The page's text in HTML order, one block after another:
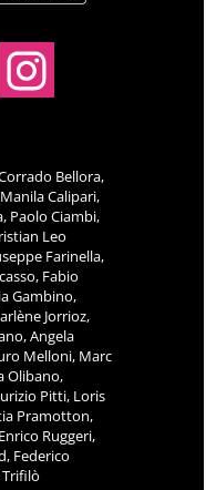
Bellora,
Calipari,
Paolo Ciambi,
Leo
Farinella,
Fabio
Gambino,
Jorrioz,
Angela
Melloni, Marc
Olibano,
Pitti, Loris
Pramotton,
Ruggeri,
Federico